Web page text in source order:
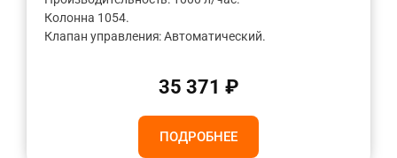
Колонна 1054.
Клапан управления: Автоматический.
35 371 ₽
ПОДРОБНЕЕ